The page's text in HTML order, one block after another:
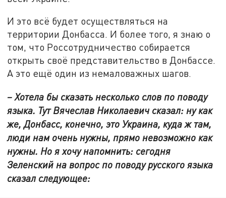
И это всё будет осуществляться на
территории Донбасса. И более того, я знаю о
том, что Россотрудничество собирается
открыть своё представительство в Донбассе.
А это ещё один из немаловажных шагов.
– Хотела бы сказать несколько слов по поводу
языка. Тут Вячеслав Николаевич сказал: ну как
же, Донбасс, конечно, это Украина, куда ж там,
люди нам очень нужны, прямо невозможно как
нужны. Но я хочу напомнить: сегодня
Зеленский на вопрос по поводу русского языка
сказал следующее: